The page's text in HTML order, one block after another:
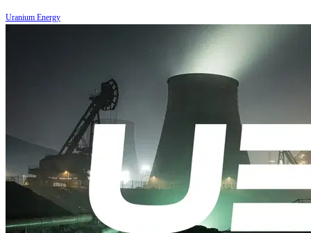
Uranium Energy